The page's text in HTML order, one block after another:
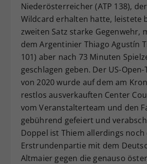
Niederösterreicher (ATP 138),
Wildcard erhalten hatte, leistete
zweiten Satz starke Gegenwehr,
dem Argentinier Thiago Agustín
101) aber nach 73 Minuten
geschlagen geben. Der US-
von 2020 wurde auf dem am
restlos ausverkauften Center
vom Veranstalterteam und den
gebührend gefeiert und
Doppel ist Thiem allerdings noch
Erstrundenpartie mit dem
Altmaier gegen die genauso